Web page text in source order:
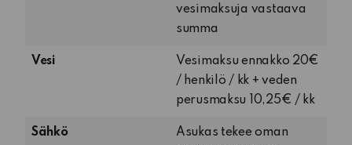
vesimaksuja vastaava
summa
Vesi
Vesimaksu ennakko 20€
/ henkilö / kk + veden
perusmaksu 10,25€ / kk
Sähkö
Asukas tekee oman